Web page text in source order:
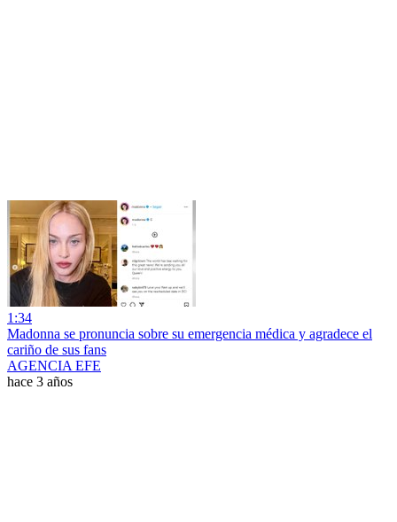
1:34
Madonna se pronuncia sobre su emergencia médica y agradece el
cariño de sus fans
AGENCIA EFE
hace 3 años